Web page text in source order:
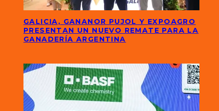
GALICIA, GANANOR PUJOL Y EXPOAGRO
PRESENTAN UN NUEVO REMATE PARA LA
GANADERÍA ARGENTINA